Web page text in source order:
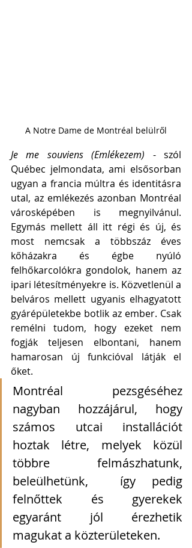
A Notre Dame de Montréal belülről
Je me souviens (Emlékezem) - szól
Québec jelmondata, ami elsősorban
ugyan a francia múltra és identitásra
utal, az emlékezés azonban Montréal
városképében is megnyilvánul.
Egymás mellett áll itt régi és új, és
most nemcsak a többszáz éves
kőházakra és égbe nyúló
felhőkarcolókra gondolok, hanem az
ipari létesítményekre is. Közvetlenül a
belváros mellett ugyanis elhagyatott
gyárépületekbe botlik az ember. Csak
remélni tudom, hogy ezeket nem
fogják teljesen elbontani, hanem
hamarosan új funkcióval látják el
őket.
Montréal pezsgéséhez
nagyban hozzájárul, hogy
számos utcai installációt
hoztak létre, melyek közül
többre felmászhatunk,
beleülhetünk,  így pedig
felnőttek és gyerekek
egyaránt jól érezhetik
magukat a közterületeken.